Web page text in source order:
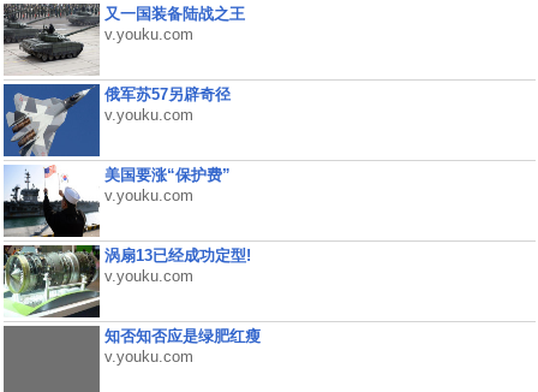
又一国装备陆战之王
v.youku.com
俄军苏57另辟奇径
v.youku.com
美国要涨“保护费”
v.youku.com
涡扇13已经成功定型!
v.youku.com
知否知否应是绿肥红瘦
v.youku.com